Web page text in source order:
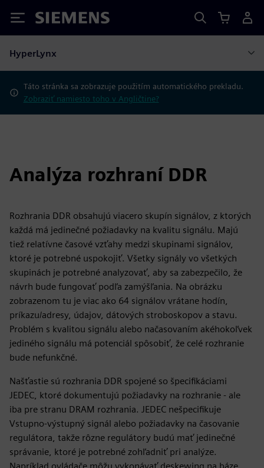
Siemens
HyperLynx
Táto stránka sa zobrazuje použitím automatického prekladu.
Zobraziť namiesto toho v Angličtine?
Analýza rozhraní DDR
Rozhrania DDR obsahujú viacero skupín signálov, z ktorých
každá má jedinečné požiadavky na kvalitu signálu. Majú
tiež relatívne časové vzťahy medzi skupinami signálov,
ktoré je potrebné uspokojiť. Všetky signály vo všetkých
skupinách je potrebné analyzovať, aby sa zabezpečilo, že
návrh bude fungovať podľa zamýšľania. Na obrázku
zobrazenom tu je viac ako 64 signálov vrátane hodín,
príkazu/adresy, údajov, dátových stroboskopov a stavu.
Problém s kvalitou signálu alebo načasovaním akéhokoľvek
jediného signálu má potenciál spôsobiť, že celé rozhranie
bude nefunkčné.
Našťastie sú rozhrania DDR spojené so špecifikáciami
JEDEC, ktoré dokumentujú požiadavky na rozhranie - ale
iba pre stranu DRAM rozhrania. JEDEC nešpecifikuje
Vstupno-výstupný signál alebo požiadavky na časovanie
regulátora, takže rôzne regulátory budú mať jedinečné
správanie, ktoré je potrebné zohľadniť pri analýze.